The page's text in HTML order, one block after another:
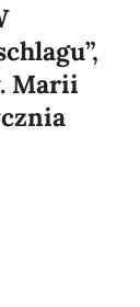
Marii